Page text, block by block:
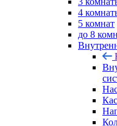
4
5 комнат
до 8